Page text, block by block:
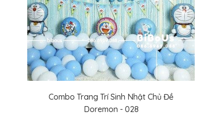
Combo Trang Trí Sinh Nhật Chủ Đề
Doremon - 028